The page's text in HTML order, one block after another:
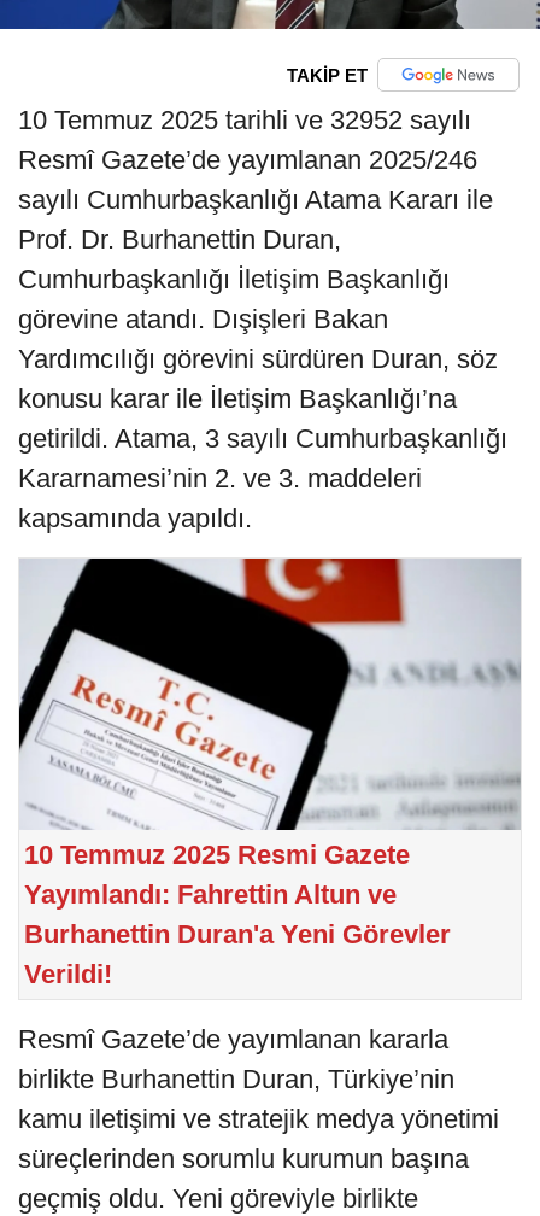
TAKİP ET
10 Temmuz 2025 tarihli ve 32952 sayılı
Resmî Gazete’de yayımlanan 2025/246
sayılı Cumhurbaşkanlığı Atama Kararı ile
Prof. Dr. Burhanettin Duran,
Cumhurbaşkanlığı İletişim Başkanlığı
görevine atandı. Dışişleri Bakan
Yardımcılığı görevini sürdüren Duran, söz
konusu karar ile İletişim Başkanlığı’na
getirildi. Atama, 3 sayılı Cumhurbaşkanlığı
Kararnamesi’nin 2. ve 3. maddeleri
kapsamında yapıldı.
10 Temmuz 2025 Resmi Gazete
Yayımlandı: Fahrettin Altun ve
Burhanettin Duran'a Yeni Görevler
Verildi!
Resmî Gazete’de yayımlanan kararla
birlikte Burhanettin Duran, Türkiye’nin
kamu iletişimi ve stratejik medya yönetimi
süreçlerinden sorumlu kurumun başına
geçmiş oldu. Yeni göreviyle birlikte